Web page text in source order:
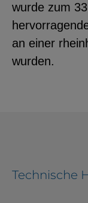
wurde zum
an einer
wurden.
Technische